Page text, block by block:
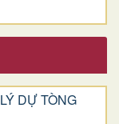
DỰ TÒNG